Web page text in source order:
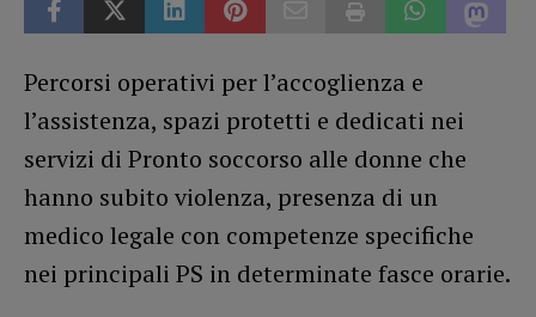
Percorsi operativi per l’accoglienza e
l’assistenza, spazi protetti e dedicati nei
servizi di Pronto soccorso alle donne che
hanno subito violenza, presenza di un
medico legale con competenze specifiche
nei principali PS in determinate fasce orarie.